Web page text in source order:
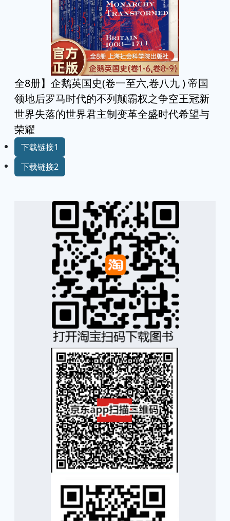
全8册】企鹅英国史(卷一至六,卷八九 ) 帝国
领地后罗马时代的不列颠霸权之争空王冠新
世界失落的世界君主制变革全盛时代希望与
荣耀
下载链接1
下载链接2